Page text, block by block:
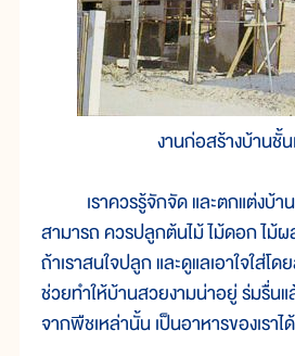
งานก่อสร้างบ้านชั้
เราควรรู้จักจัด และตกแต่งบ้า
สามารถ ควรปลูกต้นไม้ ไม้ดอก ไม้
ถ้าเราสนใจปลูก และดูแลเอาใจใส่โ
ช่วยทำให้บ้านสวยงามน่าอยู่ ร่มรื่น
จากพืชเหล่านั้น เป็นอาหารของเรา